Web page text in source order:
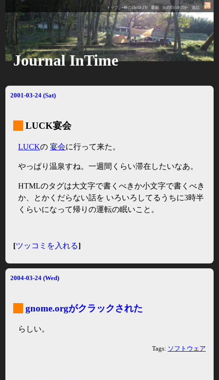
トップ «前の日(03-23) 最新 次の日(03-25)» 追記
Journal InTime
2001-03-24 (Sat)
LUCK宴会
LUCKの宴会に行って来た。
やっぱり温泉すね。一週間くらい滞在したいなあ。
HTMLのタグは大文字で書くべきか小文字で書くべき
か、とかくだらない話を いろいろしてるうちに3時半
くらいになって帰りの運転の眠いこと。
[ツッコミを入れる]
2004-03-24 (Wed)
gnome.orgがクラックされた
らしい。
Tags: ソフトウェア